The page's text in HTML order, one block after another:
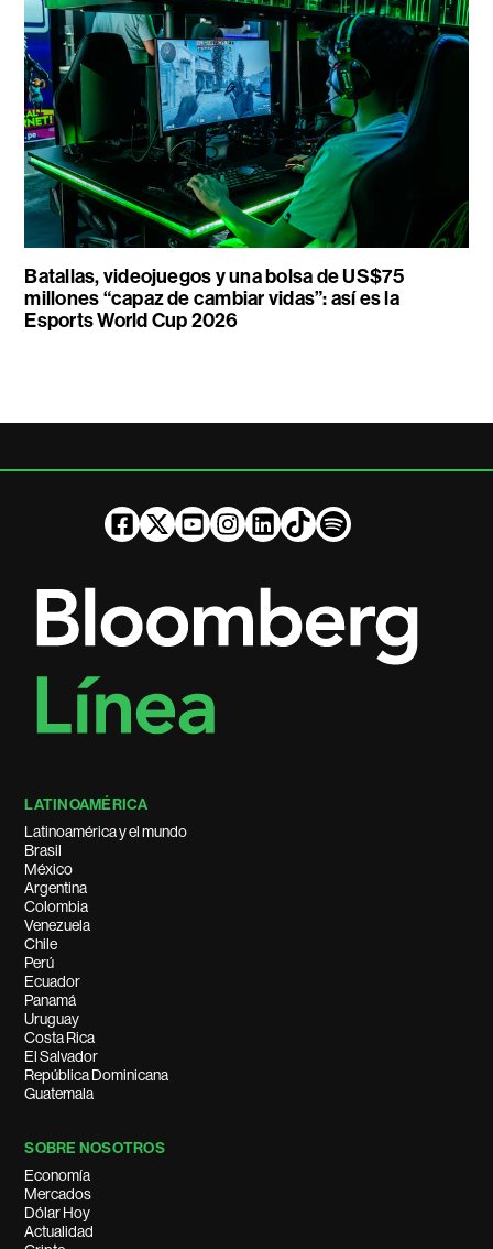
Batallas, videojuegos y una bolsa de US$75
millones “capaz de cambiar vidas”: así es la
Esports World Cup 2026
LATINOAMÉRICA
Latinoamérica y el mundo
Brasil
México
Argentina
Colombia
Venezuela
Chile
Perú
Ecuador
Panamá
Uruguay
Costa Rica
El Salvador
República Dominicana
Guatemala
SOBRE NOSOTROS
Economía
Mercados
Dólar Hoy
Actualidad